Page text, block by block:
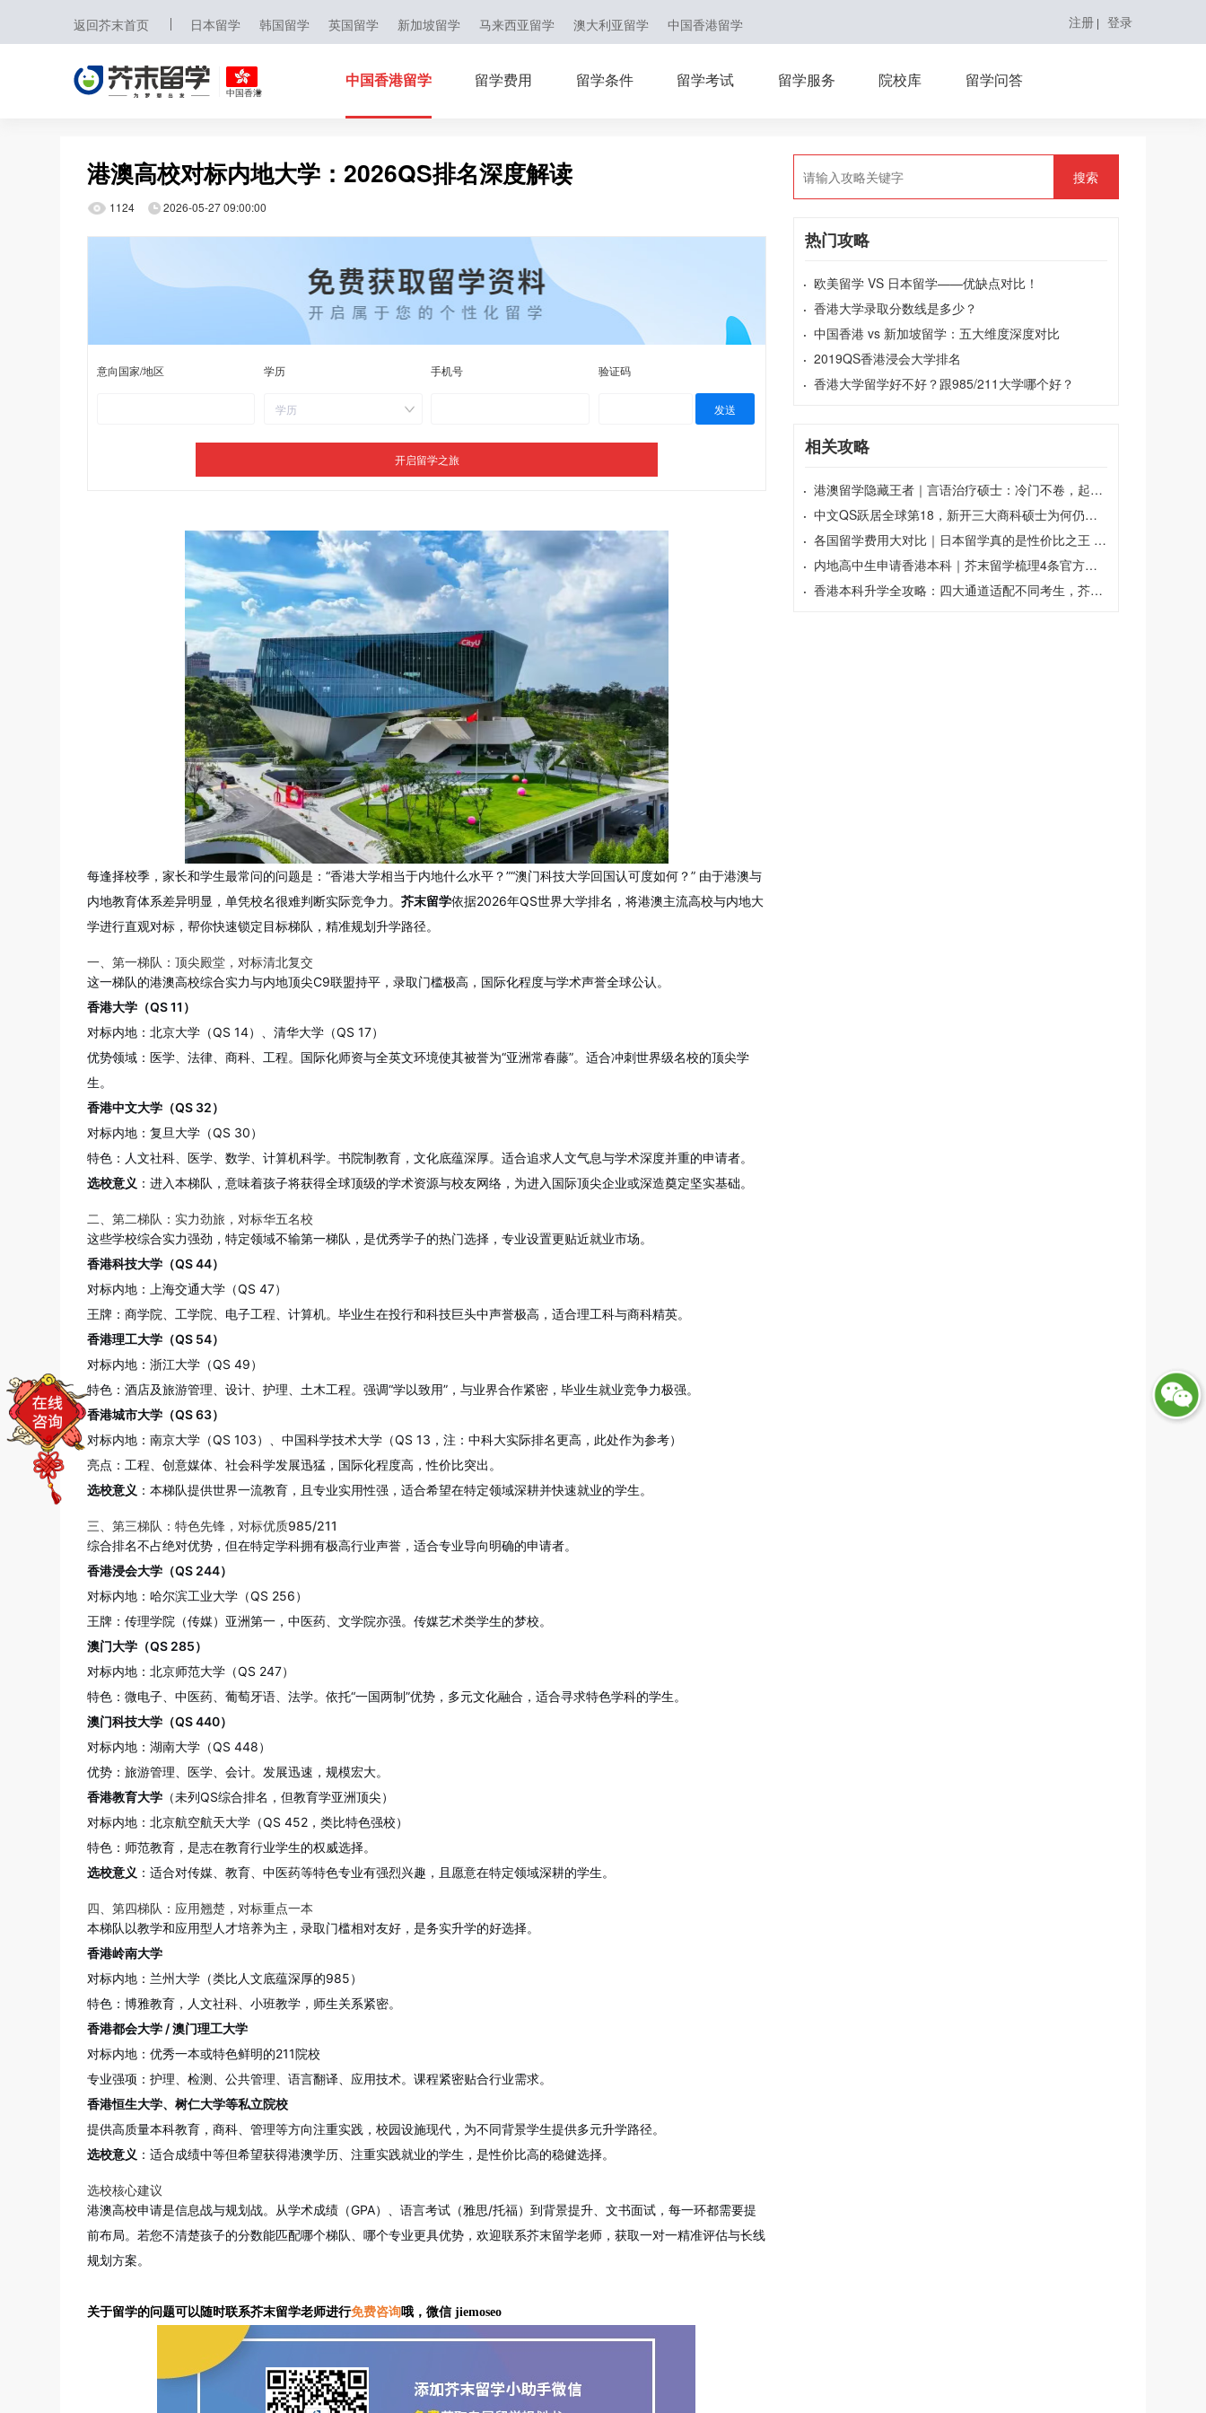
返回芥末首页 日本留学 韩国留学 英国留学 新加坡留学 马来西亚留学 澳大利亚留学 中国香港留学 注册 | 登录
中国香港
韩国
英国
马来西亚
中国香港
中国香港留学 留学费用 留学条件 留学考试 留学服务 院校库 留学问答
港澳高校对标内地大学：2026QS排名深度解读
1124 2026-05-27 09:00:00
每逢择校季，家长和学生最常问的问题是：“香港大学相当于内地什么水平？”“澳门科技大学回国认可度如何？” 由于港澳与
内地教育体系差异明显，单凭校名很难判断实际竞争力。 芥末留学依据2026年QS世界大学排名，将港澳主流高校与内地大
学进行直观对标，帮你快速锁定目标梯队，精准规划升学路径。
一、第一梯队：顶尖殿堂，对标清北复交
这一梯队的港澳高校综合实力与内地顶尖C9联盟持平，录取门槛极高，国际化程度与学术声誉全球公认。
香港大学（QS 11）
对标内地：北京大学（QS 14）、清华大学（QS 17）
优势领域：医学、法律、商科、工程。国际化师资与全英文环境使其被誉为“亚洲常春藤”。适合冲刺世界级名校的顶尖学
生。
香港中文大学（QS 32）
对标内地：复旦大学（QS 30）
特色：人文社科、医学、数学、计算机科学。书院制教育，文化底蕴深厚。适合追求人文气息与学术深度并重的申请者。
选校意义 ：进入本梯队，意味着孩子将获得全球顶级的学术资源与校友网络，为进入国际顶尖企业或深造奠定坚实基础。
二、第二梯队：实力劲旅，对标华五名校
这些学校综合实力强劲，特定领域不输第一梯队，是优秀学子的热门选择，专业设置更贴近就业市场。
香港科技大学（QS 44）
对标内地：上海交通大学（QS 47）
王牌：商学院、工学院、电子工程、计算机。毕业生在投行和科技巨头中声誉极高，适合理工科与商科精英。
香港理工大学（QS 54）
对标内地：浙江大学（QS 49）
特色：酒店及旅游管理、设计、护理、土木工程。强调“学以致用”，与业界合作紧密，毕业生就业竞争力极强。
香港城市大学（QS 63）
对标内地：南京大学（QS 103）、中国科学技术大学（QS 13，注：中科大实际排名更高，此处作为参考）
亮点：工程、创意媒体、社会科学发展迅猛，国际化程度高，性价比突出。
选校意义 ：本梯队提供世界一流教育，且专业实用性强，适合希望在特定领域深耕并快速就业的学生。
三、第三梯队：特色先锋，对标优质985/211
综合排名不占绝对优势，但在特定学科拥有极高行业声誉，适合专业导向明确的申请者。
香港浸会大学（QS 244）
对标内地：哈尔滨工业大学（QS 256）
王牌：传理学院（传媒）亚洲第一，中医药、文学院亦强。传媒艺术类学生的梦校。
澳门大学（QS 285）
对标内地：北京师范大学（QS 247）
特色：微电子、中医药、葡萄牙语、法学。依托“一国两制”优势，多元文化融合，适合寻求特色学科的学生。
澳门科技大学（QS 440）
对标内地：湖南大学（QS 448）
优势：旅游管理、医学、会计。发展迅速，规模宏大。
香港教育大学 （未列QS综合排名，但教育学亚洲顶尖）
对标内地：北京航空航天大学（QS 452，类比特色强校）
特色：师范教育，是志在教育行业学生的权威选择。
选校意义 ：适合对传媒、教育、中医药等特色专业有强烈兴趣，且愿意在特定领域深耕的学生。
四、第四梯队：应用翘楚，对标重点一本
本梯队以教学和应用型人才培养为主，录取门槛相对友好，是务实升学的好选择。
香港岭南大学
对标内地：兰州大学（类比人文底蕴深厚的985）
特色：博雅教育，人文社科、小班教学，师生关系紧密。
香港都会大学 / 澳门理工大学
对标内地：优秀一本或特色鲜明的211院校
专业强项：护理、检测、公共管理、语言翻译、应用技术。课程紧密贴合行业需求。
香港恒生大学、树仁大学等私立院校
提供高质量本科教育，商科、管理等方向注重实践，校园设施现代，为不同背景学生提供多元升学路径。
选校意义 ：适合成绩中等但希望获得港澳学历、注重实践就业的学生，是性价比高的稳健选择。
选校核心建议
港澳高校申请是信息战与规划战。从学术成绩（GPA）、语言考试（雅思/托福）到背景提升、文书面试，每一环都需要提
前布局。若您不清楚孩子的分数能匹配哪个梯队、哪个专业更具优势，欢迎联系芥末留学老师 ，获取一对一精准评估与长线
规划方案。
关于留学的问题可以随时联系芥末留学老师进行免费咨询哦，微信 jiemoseo
搜索
热门攻略
· 欧美留学 VS 日本留学——优缺点对比！
· 香港大学录取分数线是多少？
· 中国香港 vs 新加坡留学：五大维度深度对比
· 2019QS香港浸会大学排名
· 香港大学留学好不好？跟985/211大学哪个好？
相关攻略
· 港澳留学隐藏王者｜言语治疗硕士：冷门不卷，起薪吊打商科 | 港澳留学
· 中文QS跃居全球第18，新开三大商科硕士为何仍是“捡漏”良机？|香港留学
· 各国留学费用大对比｜日本留学真的是性价比之王 | 芥末留学
· 内地高中生申请香港本科｜芥末留学梳理4条官方升学通道
· 香港本科升学全攻略：四大通道适配不同考生，芥末留学助你抢跑人生新阶段|香港留学